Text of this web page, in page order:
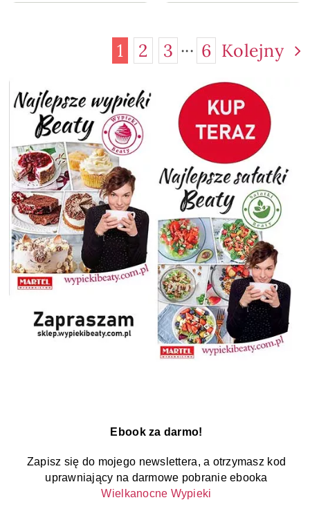
Ebook za darmo!
Zapisz się do mojego newslettera, a otrzymasz kod
uprawniający na darmowe pobranie ebooka
Wielkanocne Wypieki
1 2 3 ··· 6 Kolejny